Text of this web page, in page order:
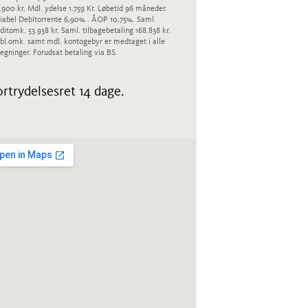
kr. Mdl. ydelse 1.759 Kr. Løbetid 96 måneder.
Debitorrente 6,90% . ÅOP 10,75%. Saml.
53.938 kr. Saml. tilbagebetaling 168.838 kr.
samt mdl. kontogebyr er medtaget i alle
Forudsat betaling via BS.
14 dage.